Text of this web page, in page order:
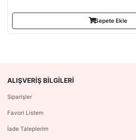
Sepete Ekle
ALIŞVERIŞ BILGILERI
Siparişler
Favori Listem
İade Taleplerim